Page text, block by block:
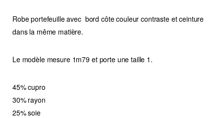
Robe portefeuille avec bord côte couleur contraste et ceinture
dans la même matière.
Le modèle mesure 1m79 et porte une taille 1.
45% cupro
30% rayon
25% soie